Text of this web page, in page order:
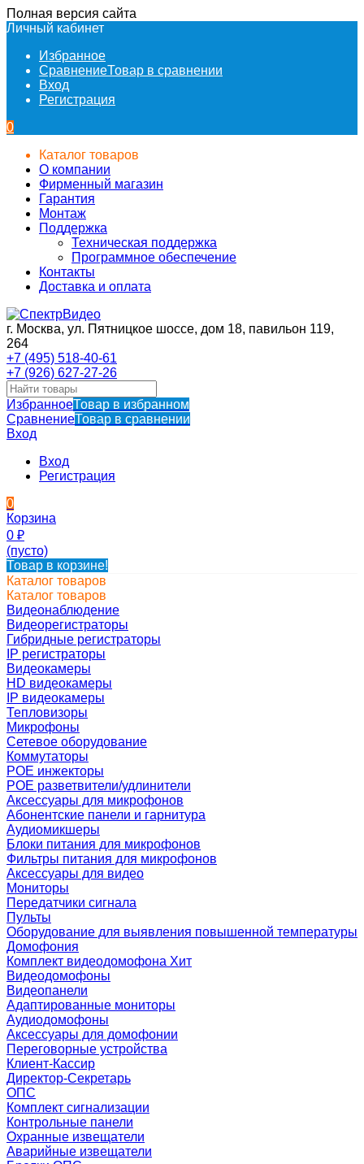
Полная версия сайта
Личный кабинет
Избранное
СравнениеТовар в сравнении
Вход
Регистрация
0
Каталог товаров
О компании
Фирменный магазин
Гарантия
Монтаж
Поддержка
Техническая поддержка
Программное обеспечение
Контакты
Доставка и оплата
г. Москва, ул. Пятницкое шоссе, дом 18, павильон 119,
264
+7 (495) 518-40-61
+7 (926) 627-27-26
ИзбранноеТовар в избранном
СравнениеТовар в сравнении
Вход
Вход
Регистрация
0
Корзина
0 ₽
(пусто)
Товар в корзине!
Каталог товаров
Каталог товаров
Видеонаблюдение
Видеорегистраторы
Гибридные регистраторы
IP регистраторы
Видеокамеры
HD видеокамеры
IP видеокамеры
Тепловизоры
Микрофоны
Сетевое оборудование
Коммутаторы
POE инжекторы
POE разветвители/удлинители
Аксессуары для микрофонов
Абонентские панели и гарнитура
Аудиомикшеры
Блоки питания для микрофонов
Фильтры питания для микрофонов
Аксессуары для видео
Мониторы
Передатчики сигнала
Пульты
Оборудование для выявления повышенной температуры
Домофония
Комплект видеодомофона Хит
Видеодомофоны
Видеопанели
Адаптированные мониторы
Аудиодомофоны
Аксессуары для домофонии
Переговорные устройства
Клиент-Кассир
Директор-Секретарь
ОПС
Комплект сигнализации
Контрольные панели
Охранные извещатели
Аварийные извещатели